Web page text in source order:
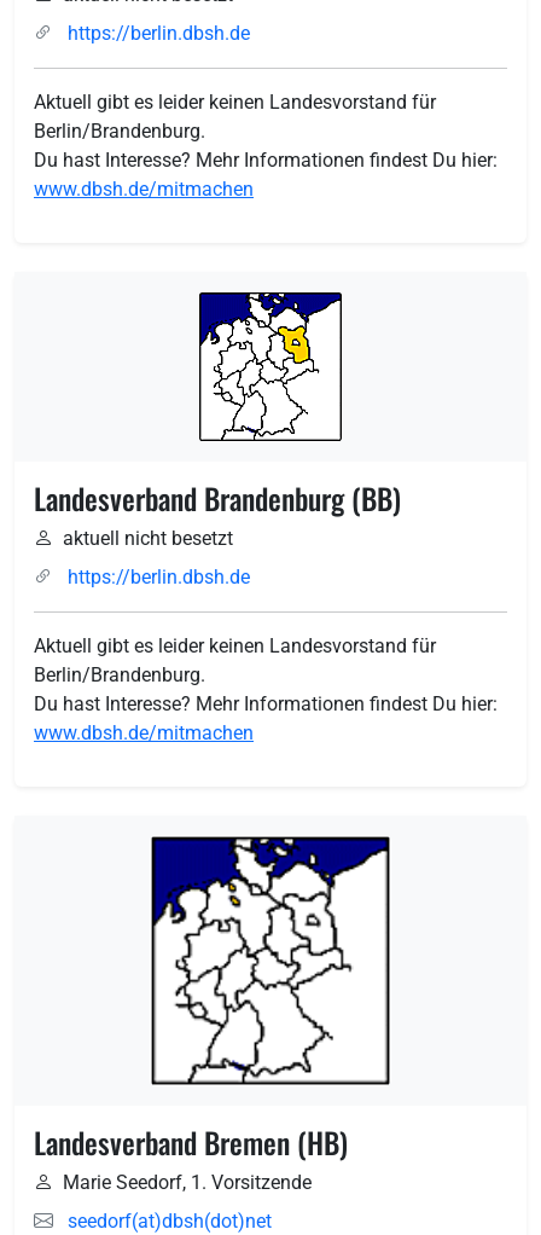
https://berlin.dbsh.de
Aktuell gibt es leider keinen Landesvorstand für
Berlin/Brandenburg.
Du hast Interesse? Mehr Informationen findest Du hier:
www.dbsh.de/mitmachen
Landesverband Brandenburg (BB)
aktuell nicht besetzt
https://berlin.dbsh.de
Aktuell gibt es leider keinen Landesvorstand für
Berlin/Brandenburg.
Du hast Interesse? Mehr Informationen findest Du hier:
www.dbsh.de/mitmachen
Landesverband Bremen (HB)
Marie Seedorf, 1. Vorsitzende
seedorf(at)dbsh(dot)net